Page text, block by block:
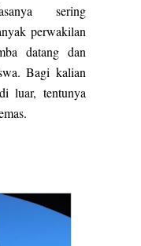
sering
perwakilan
datang dan
Bagi kalian
luar, tentunya